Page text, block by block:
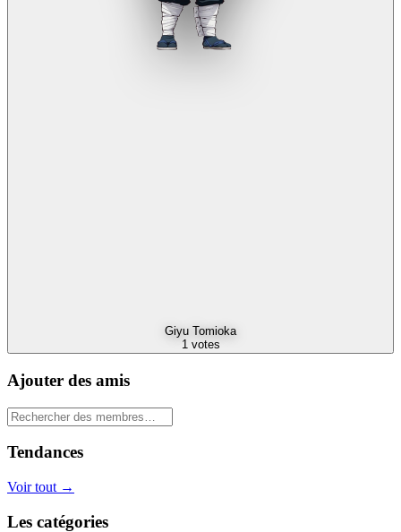
Giyu Tomioka
1 votes
Ajouter des amis
Tendances
Voir tout →
Les catégories